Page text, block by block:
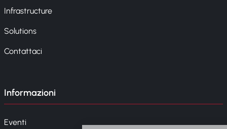
Infrastructure
Solutions
Contattaci
Informazioni
Eventi